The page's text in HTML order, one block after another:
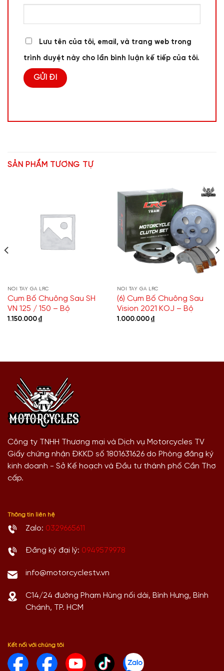
Lưu tên của tôi, email, và trang web trong
trình duyệt này cho lần bình luận kế tiếp của tôi.
SẢN PHẨM TƯƠNG TỰ
NỒI TAY GA LRC
Cụm Bố Chuông Sau SH
VN 125 / 150 – Bộ
1.150.000 ₫
NỒI TAY GA LRC
(6) Cụm Bố Chuông Sau
Vision 2021 KOJ – Bộ
1.000.000 ₫
Công ty TNHH Thương mại và Dịch vụ Motorcycles TV
Giấy chứng nhận ĐKKD số 1801631626 do Phòng đăng ký
kinh doanh - Sở Kế hoạch và Đầu tư thành phố Cần Thơ
cấp.
Thông tin liên hệ
Zalo: 0329665611
Đăng ký đại lý: 0949579978
info@motorcyclestv.vn
C14/24 đường Phạm Hùng nối dài, Bình Hưng, Bình
Chánh, TP. HCM
Kết nối với chúng tôi